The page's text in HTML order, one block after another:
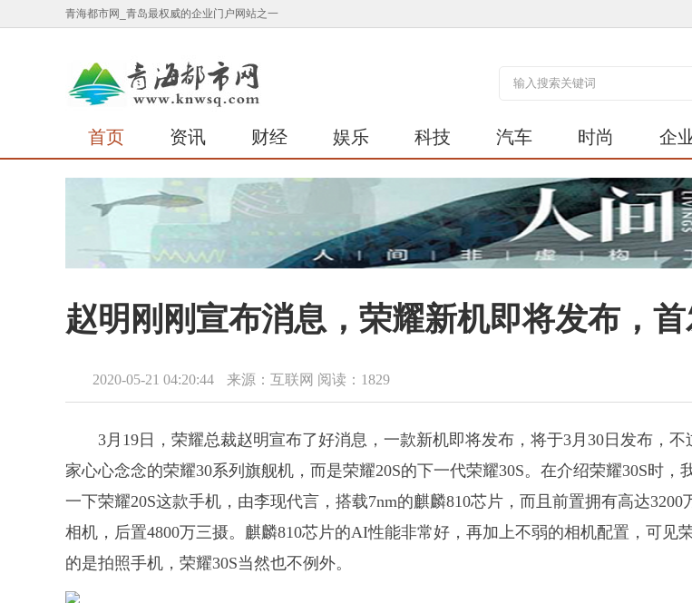
青海都市网_青岛最权威的企业门户网站之一
首页 资讯 财经 娱乐 科技 汽车 时尚 企
赵明刚刚宣布消息，荣耀新机即将发布，首
2020-05-21 04:20:44 来源：互联网 阅读：1829
3月19日，荣耀总裁赵明宣布了好消息，一款新机即将发布，将于3月30日发布，不
家心心念念的荣耀30系列旗舰机，而是荣耀20S的下一代荣耀30S。在介绍荣耀30S时，
一下荣耀20S这款手机，由李现代言，搭载7nm的麒麟810芯片，而且前置拥有高达3200
相机，后置4800万三摄。麒麟810芯片的AI性能非常好，再加上不弱的相机配置，可见
的是拍照手机，荣耀30S当然也不例外。